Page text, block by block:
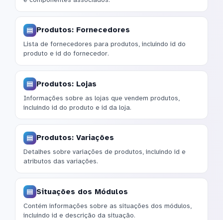
Produtos: Fornecedores
Lista de fornecedores para produtos, incluindo id do
produto e id do fornecedor.
Produtos: Lojas
Informações sobre as lojas que vendem produtos,
incluindo id do produto e id da loja.
Produtos: Variações
Detalhes sobre variações de produtos, incluindo id e
atributos das variações.
Situações dos Módulos
Contém informações sobre as situações dos módulos,
incluindo id e descrição da situação.